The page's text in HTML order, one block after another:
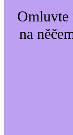
Omluvte
na